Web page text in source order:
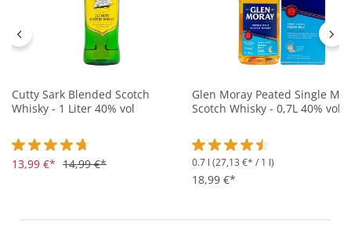
Cutty Sark Blended Scotch
Whisky - 1 Liter 40% vol
Durchschnittliche Bewertung von 4.8 von 5 Sternen
13,99 €* 14,99 €*
Glen Moray Peated Single
Scotch Whisky - 0,7L 40% vol
Durchschnittliche
0.7 l (27,13 €* / 1 l)
18,99 €*